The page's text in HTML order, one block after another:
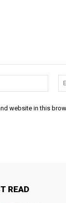
website in this
READ